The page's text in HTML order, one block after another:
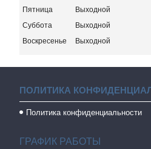
Пятница
Выходной
Суббота
Выходной
Воскресенье
Выходной
ПОЛИТИКА
Политика конфиденциальности
ГРАФИК РАБОТЫ